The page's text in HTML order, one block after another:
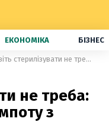
ЕКОНОМІКА БІЗНЕС
Навіть стерилізувати не треба: простий рецепт компоту з черешні на зиму
не треба:
з